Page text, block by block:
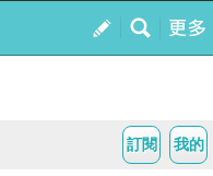
我的
訂閱